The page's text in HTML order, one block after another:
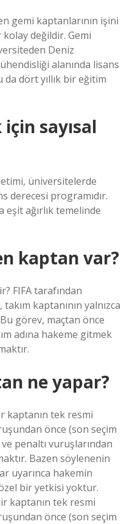
gemi kaptanlarının işini
değildir. Gemi
Deniz
alanında lisans
dört yıllık bir eğitim
sayısal
üniversitelerde
derecesi programıdır.
eşit ağırlık temelinde
kaptan var?
FIFA tarafından
kaptanının yalnızca
görev, maçtan önce
adına hakeme gitmek
ne yapar?
kaptanın tek resmi
önce (son seçim
penaltı vuruşlarından
Bazen söylenenin
uyarınca hakemin
bir yetkisi yoktur.
kaptanın tek resmi
önce (son seçim